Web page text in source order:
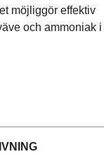
möjliggör effektiv
och ammoniak i